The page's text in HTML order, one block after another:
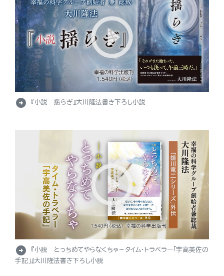
arrow_circle_right 『小説 揺らぎ』大川隆法書き下ろし小説
arrow_circle_right
『小説 とっちめてやらなくちゃ－タイム・トラベラー「宇高美佐の
手記」』大川隆法書き下ろし小説